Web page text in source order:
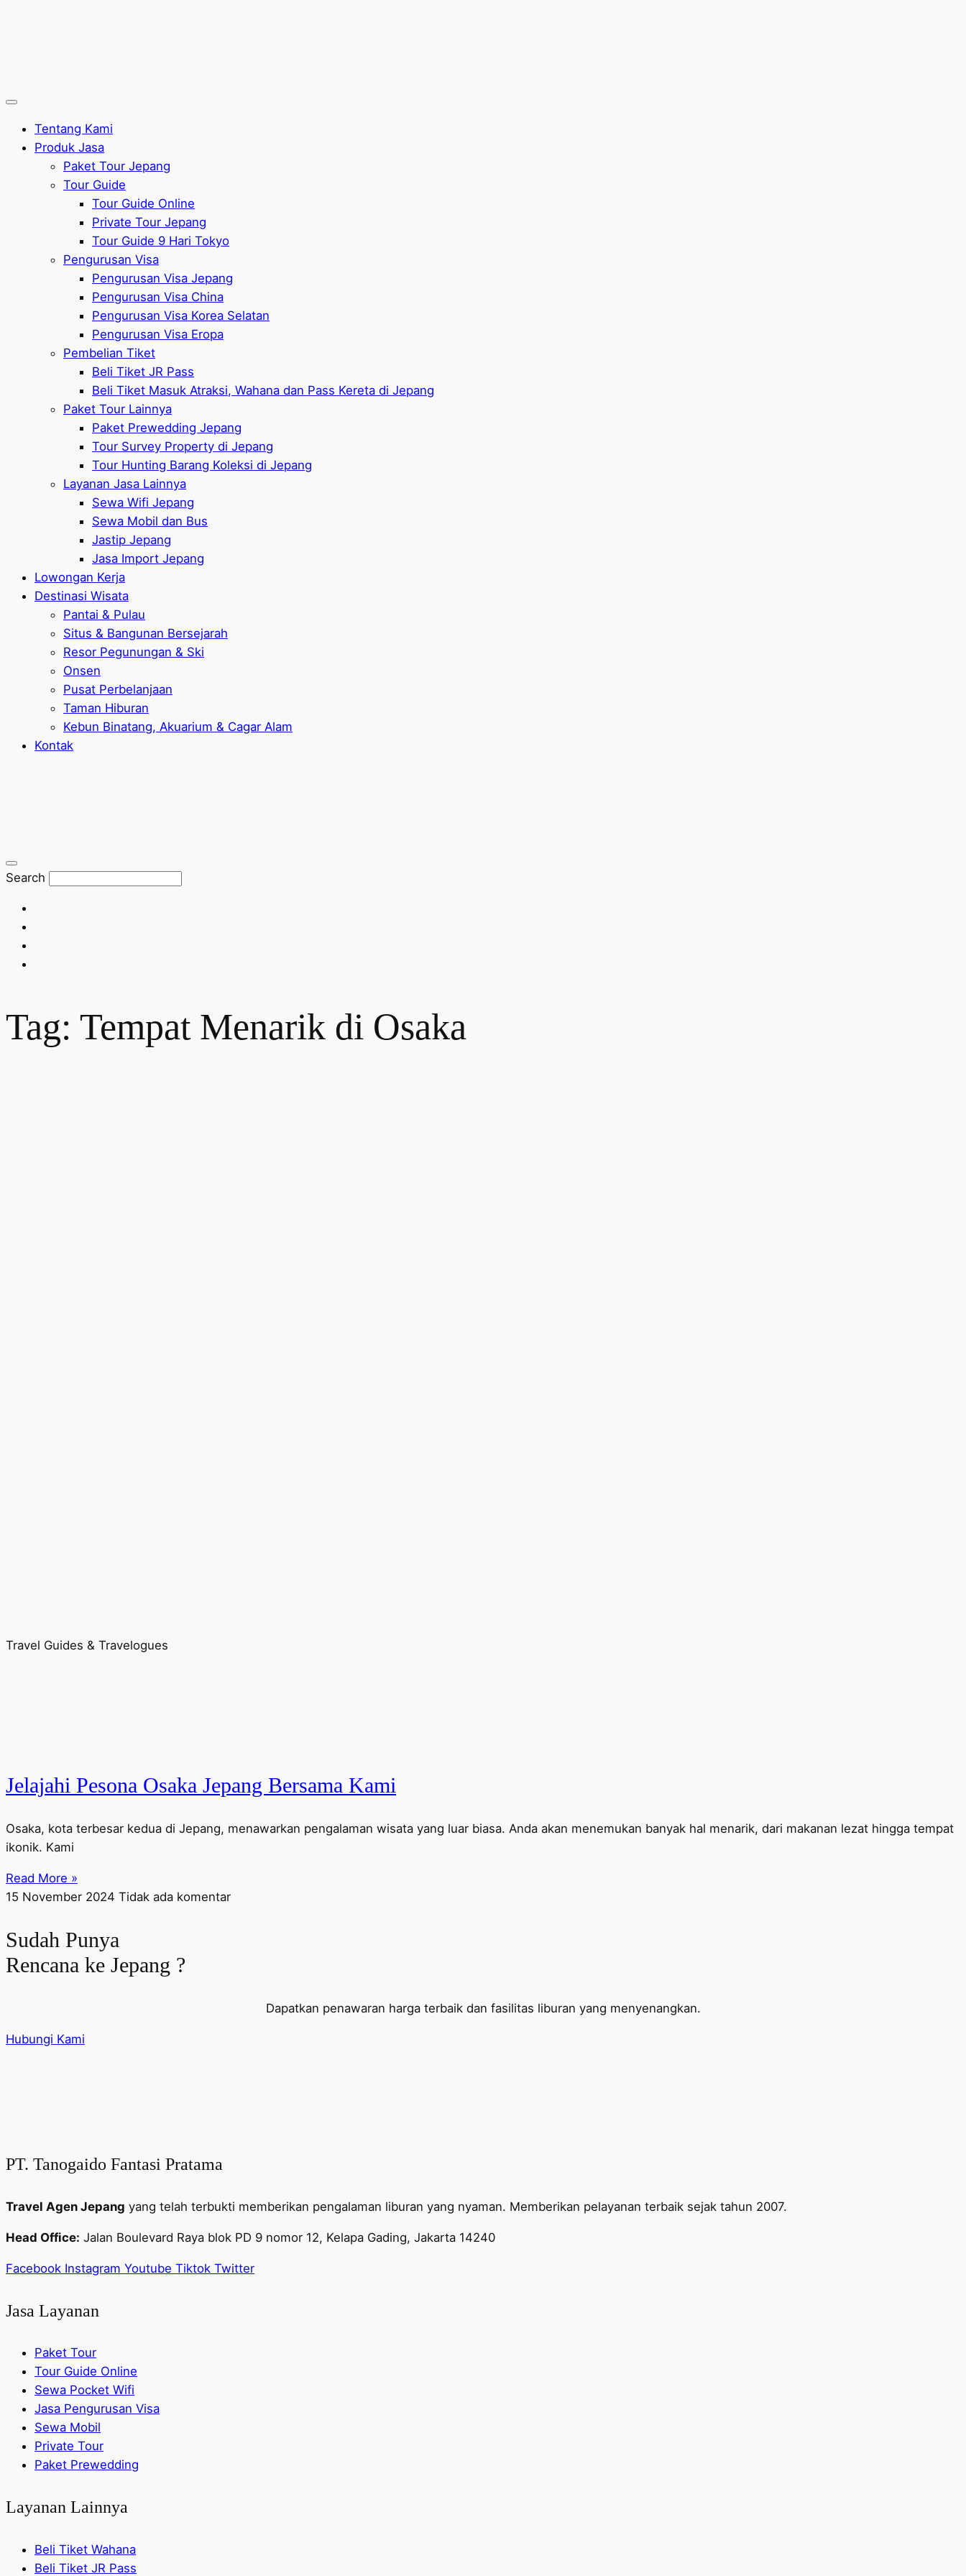
Tentang Kami
Produk Jasa
Paket Tour Jepang
Tour Guide
Tour Guide Online
Private Tour Jepang
Tour Guide 9 Hari Tokyo
Pengurusan Visa
Pengurusan Visa Jepang
Pengurusan Visa China
Pengurusan Visa Korea Selatan
Pengurusan Visa Eropa
Pembelian Tiket
Beli Tiket JR Pass
Beli Tiket Masuk Atraksi, Wahana dan Pass Kereta di Jepang
Paket Tour Lainnya
Paket Prewedding Jepang
Tour Survey Property di Jepang
Tour Hunting Barang Koleksi di Jepang
Layanan Jasa Lainnya
Sewa Wifi Jepang
Sewa Mobil dan Bus
Jastip Jepang
Jasa Import Jepang
Lowongan Kerja
Destinasi Wisata
Pantai & Pulau
Situs & Bangunan Bersejarah
Resor Pegunungan & Ski
Onsen
Pusat Perbelanjaan
Taman Hiburan
Kebun Binatang, Akuarium & Cagar Alam
Kontak
Search
Tag: Tempat Menarik di Osaka
Travel Guides & Travelogues
Jelajahi Pesona Osaka Jepang Bersama Kami
Osaka, kota terbesar kedua di Jepang, menawarkan pengalaman wisata yang luar biasa. Anda akan menemukan banyak hal menarik, dari makanan lezat hingga tempat
ikonik. Kami
Read More »
15 November 2024 Tidak ada komentar
Sudah Punya
Rencana ke Jepang ?
Dapatkan penawaran harga terbaik dan fasilitas liburan yang menyenangkan.
Hubungi Kami
PT. Tanogaido Fantasi Pratama
Travel Agen Jepang yang telah terbukti memberikan pengalaman liburan yang nyaman. Memberikan pelayanan terbaik sejak tahun 2007.
Head Office: Jalan Boulevard Raya blok PD 9 nomor 12, Kelapa Gading, Jakarta 14240
Facebook Instagram Youtube Tiktok Twitter
Jasa Layanan
Paket Tour
Tour Guide Online
Sewa Pocket Wifi
Jasa Pengurusan Visa
Sewa Mobil
Private Tour
Paket Prewedding
Layanan Lainnya
Beli Tiket Wahana
Beli Tiket JR Pass